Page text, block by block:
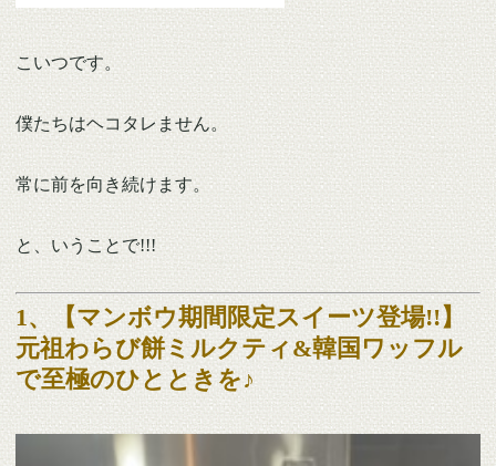
こいつです。
僕たちはヘコタレません。
常に前を向き続けます。
と、いうことで!!!
1、【マンボウ期間限定スイーツ登場!!】
元祖わらび餅ミルクティ&韓国ワッフル
で至極のひとときを♪